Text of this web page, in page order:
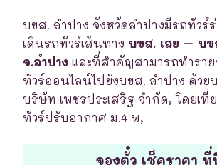
บขส. ลำปาง จังหวัดลำปางมีรถทัวร์
เดินรถทัวร์เส้นทาง บขส. เลย – บข
จ.ลำปาง และที่สำคัญสามารถทำราย
ทัวร์ออนไลน์ไปยังบขส. ลำปาง ด้วย
บริษัท เพชรประเสริฐ จำกัด, โดยเที่
ทัวร์ปรับอากาศ ม.4 พ,
จองตั๋ว เช็คราคา